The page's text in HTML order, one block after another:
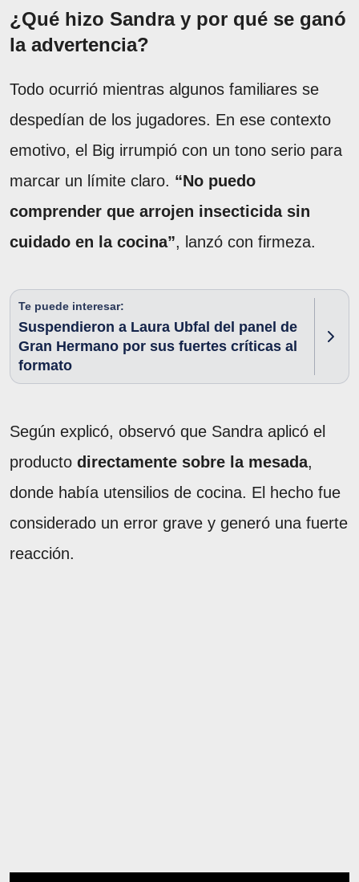
¿Qué hizo Sandra y por qué se ganó
la advertencia?
Todo ocurrió mientras algunos familiares se
despedían de los jugadores. En ese contexto
emotivo, el Big irrumpió con un tono serio para
marcar un límite claro. “No puedo
comprender que arrojen insecticida sin
cuidado en la cocina”, lanzó con firmeza.
Te puede interesar:
Suspendieron a Laura Ubfal del panel de
Gran Hermano por sus fuertes críticas al
formato
Según explicó, observó que Sandra aplicó el
producto directamente sobre la mesada,
donde había utensilios de cocina. El hecho fue
considerado un error grave y generó una fuerte
reacción.